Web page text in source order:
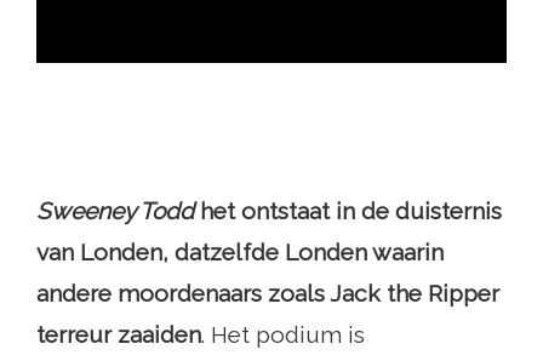
Sweeney Toddhet ontstaat in de duisternis
van Londen, datzelfde Londen waarin
andere moordenaars zoals Jack the Ripper
terreur zaaiden. Het podium is